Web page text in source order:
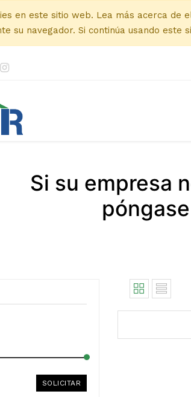
en este sitio web. Lea más acerca de
su navegador. Si continúa usando este
Si su empresa
SOLICITAR